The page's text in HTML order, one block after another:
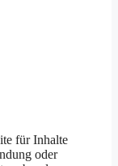
für Inhalte
oder